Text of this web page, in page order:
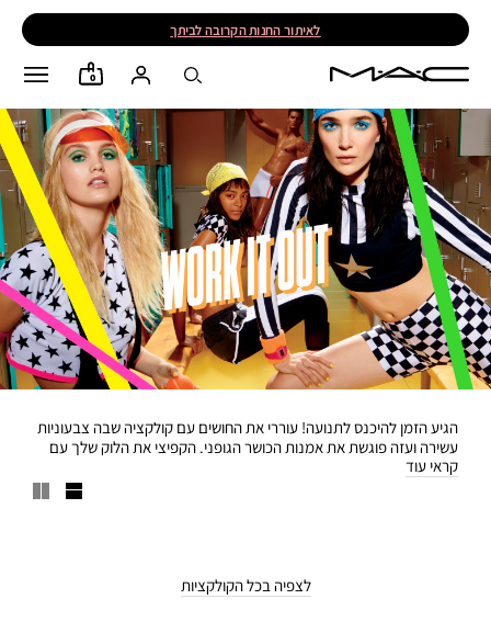
לאיתור החנות הקרובה לביתך
0
הגיע הזמן להיכנס לתנועה! עוררי את החושים עם קולקציה שבה צבעוניות
עשירה ועזה פוגשת את אמנות הכושר הגופני. הקפיצי את הלוק שלך עם
Lash. התחממי או השתחררי עם גווני הליפסטיק העזים ו-6 גוונים חדשים
קראי עוד
לצפיה בכל הקולקציות